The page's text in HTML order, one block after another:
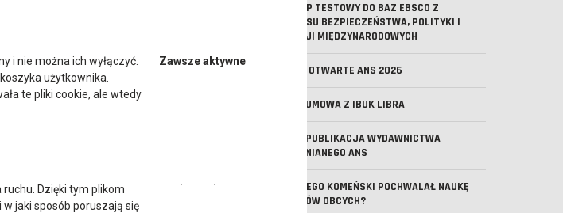
DOSTĘP TESTOWY DO BAZ EBSCO Z
ZAKRESU BEZPIECZEŃSTWA, POLITYKI I
RELACJI MIĘDZYNARODOWYCH
DRZWI OTWARTE ANS 2026
NOWA UMOWA Z IBUK LIBRA
NOWA PUBLIKACJA WYDAWNICTWA
UCZELNIANEGO ANS
DLACZEGO KOMEŃSKI POCHWALAŁ NAUKĘ
JĘZYKÓW OBCYCH?
2025 (T.2)
Nyczka. Leszno
wersji papierowej.
Ebooki dostepne są na
i nie można ich wyłączyć.
użytkownika.
te pliki cookie, ale wtedy
Zawsze aktywne
Dzięki tym plikom
jaki sposób poruszają się
Analityczne pliki cookie